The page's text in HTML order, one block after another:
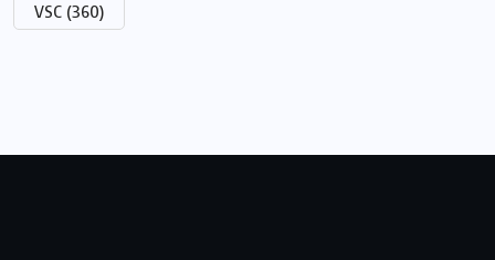
VSC (360)